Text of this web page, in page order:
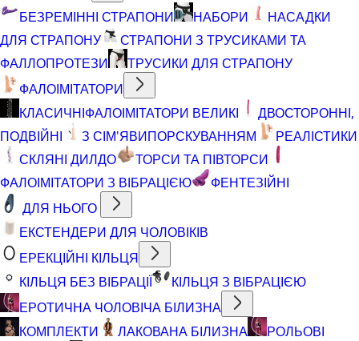
БЕЗРЕМІННІ СТРАПОНИ
НАБОРИ
НАСАДКИ
ДЛЯ СТРАПОНУ
СТРАПОНИ З ТРУСИКАМИ ТА
ФАЛЛОПРОТЕЗИ
ТРУСИКИ ДЛЯ СТРАПОНУ
ФАЛОІМІТАТОРИ
КЛАСИЧНІФАЛОІМІТАТОРИ ВЕЛИКІ
ДВОСТОРОННІ,
ПОДВІЙНІ
З СІМ'ЯВИПОРСКУВАННЯМ
РЕАЛІСТИКИ
СКЛЯНІ ДИЛДО
ТОРСИ ТА ПІВТОРСИ
ФАЛОІМІТАТОРИ З ВІБРАЦІЄЮ
ФЕНТЕЗІЙНІ
ДЛЯ НЬОГО
ЕКСТЕНДЕРИ ДЛЯ ЧОЛОВІКІВ
ЕРЕКЦІЙНІ КІЛЬЦЯ
КІЛЬЦЯ БЕЗ ВІБРАЦІЇ
КІЛЬЦЯ З ВІБРАЦІЄЮ
ЕРОТИЧНА ЧОЛОВІЧА БІЛИЗНА
КОМПЛЕКТИ
ЛАКОВАНА БІЛИЗНА
РОЛЬОВІ